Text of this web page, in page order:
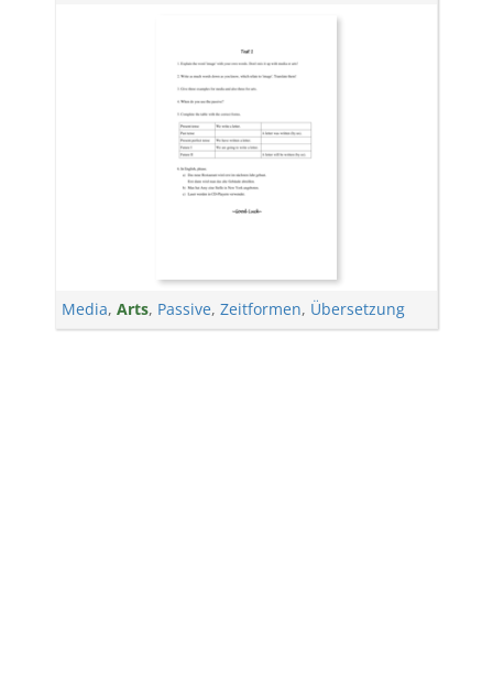
Media, Arts, Passive, Zeitformen, Übersetzung